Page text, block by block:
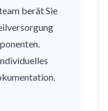
berät Sie